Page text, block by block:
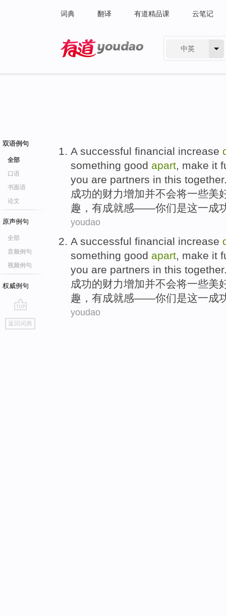
词典 翻译 有道精品课 云笔记
中英
双语例句
全部
口语
书面语
论文
原声例句
全部
音频例句
视频例句
权威例句
go
top
返回词典
A successful financial increase
something good apart, make it
you are partners in this
成功的财力增加并不会将一些美
趣 ， 有成就感——你们是这一成
youdao
A successful financial increase
something good apart, make it
you are partners in this
成功的财力增加并不会将一些美
趣 ， 有成就感——你们是这一成
youdao